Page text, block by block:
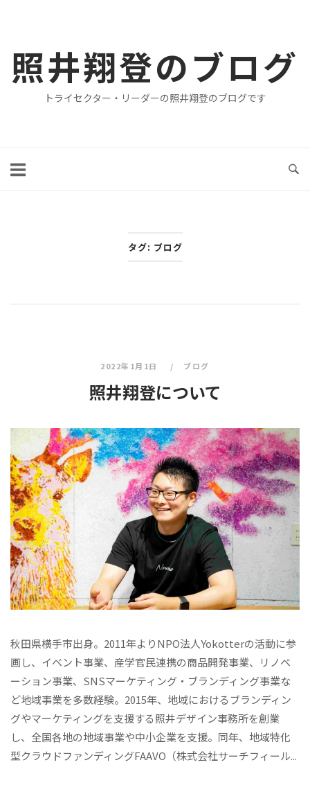
照井翔登のブログ
トライセクター・リーダーの照井翔登のブログです
タグ: ブログ
2022年1月1日 ブログ
照井翔登について
秋田県横手市出身。2011年よりNPO法人Yokotterの活動に参
画し、イベント事業、産学官民連携の商品開発事業、リノベ
ーション事業、SNSマーケティング・ブランディング事業な
ど地域事業を多数経験。2015年、地域におけるブランディン
グやマーケティングを支援する照井デザイン事務所を創業
し、全国各地の地域事業や中小企業を支援。同年、地域特化
型クラウドファンディングFAAVO（株式会社サーチフィール...